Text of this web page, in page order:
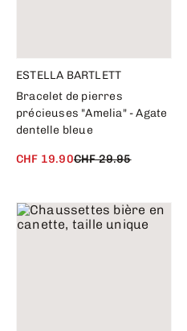
ESTELLA BARTLETT
Bracelet de pierres
précieuses "Amelia" - Agate
dentelle bleue
CHF 19.90CHF 29.95